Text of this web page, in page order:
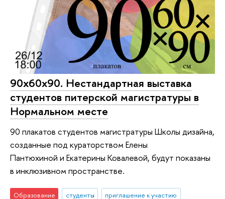
90x60x90. Нестандартная выставка
студентов питерской магистратуры в
Нормальном месте
90 плакатов студентов магистратуры Школы дизайна,
созданные под кураторством Елены
Пантюхиной и Екатерины Ковалевой, будут показаны
в инклюзивном пространстве.
Образование студенты приглашение к участию